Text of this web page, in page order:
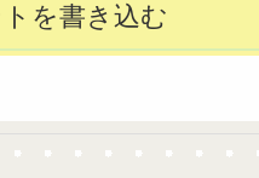
を書き込む